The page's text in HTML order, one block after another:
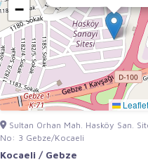
−
Leaflet
Sultan Orhan Mah. Hasköy San.
No: 3 Gebze/Kocaeli
Kocaeli / Gebze